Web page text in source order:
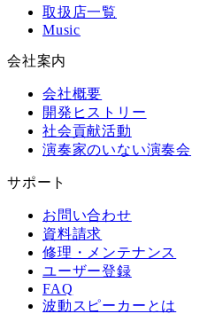
取扱店一覧
Music
会社案内
会社概要
開発ヒストリー
社会貢献活動
演奏家のいない演奏会
サポート
お問い合わせ
資料請求
修理・メンテナンス
ユーザー登録
FAQ
波動スピーカーとは